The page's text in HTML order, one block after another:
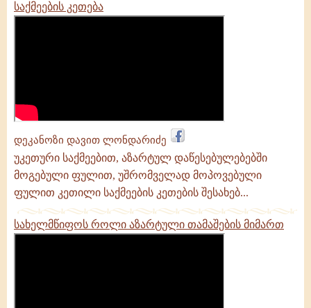
საქმეების კეთება
დეკანოზი დავით ლონდარიძე
უკეთური საქმეებით, აზარტულ დაწესებულებებში
მოგებული ფულით, უშრომველად მოპოვებული
ფულით კეთილი საქმეების კეთების შესახებ...
სახელმწიფოს როლი აზარტული თამაშების მიმართ